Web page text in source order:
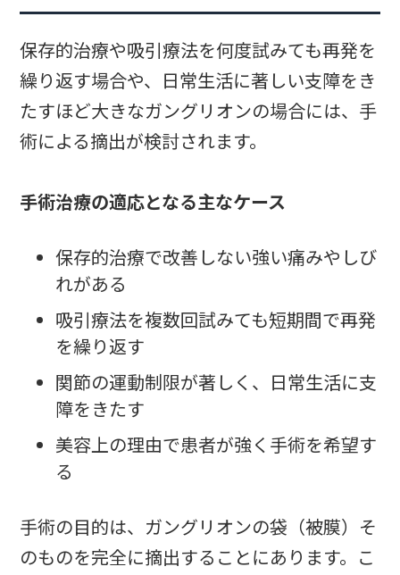
保存的治療や吸引療法を何度試みても再発を
繰り返す場合や、日常生活に著しい支障をき
たすほど大きなガングリオンの場合には、手
術による摘出が検討されます。
手術治療の適応となる主なケース
保存的治療で改善しない強い痛みやしび
れがある
吸引療法を複数回試みても短期間で再発
を繰り返す
関節の運動制限が著しく、日常生活に支
障をきたす
美容上の理由で患者が強く手術を希望す
る
手術の目的は、ガングリオンの袋（被膜）そ
のものを完全に摘出することにあります。こ